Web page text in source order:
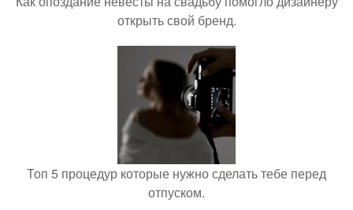
открыть свой бренд.
Топ 5 процедур которые нужно сделать тебе перед
отпуском.